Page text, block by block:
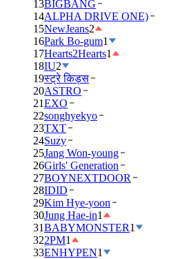
13BIGBANG
14ALPHA DRIVE ONE)
15NewJeans2
16Park Bo-gum1
17Hearts2Hearts1
18IU2
19स्ट्रे किड्स
20ASTRO
21EXO
22songhyekyo
23TXT
24Suzy
25Jang Won-young
26Girls' Generation
27BOYNEXTDOOR
28IDID
29Kim Hye-yoon
30Jung Hae-in1
31BABYMONSTER1
322PM1
33ENHYPEN1